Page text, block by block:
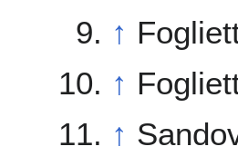
↑
↑
↑